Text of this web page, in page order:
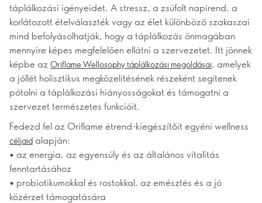
táplálkozási igényeidet. A stressz, a zsúfolt napirend, a
korlátozott ételválaszték vagy az élet különböző szakaszai
mind befolyásolhatják, hogy a táplálkozás önmagában
mennyire képes megfelelően ellátni a szervezetet. Itt jönnek
képbe az Oriflame Wellosophy táplálkozási megoldásai, amelyek
a jóllét holisztikus megközelítésének részeként segítenek
pótolni a táplálkozási hiányosságokat és támogatni a
szervezet természetes funkcióit.
Fedezd fel az Oriflame étrend-kiegészítőit egyéni wellness
céljaid alapján:
• az energia, az egyensúly és az általános vitalitás
fenntartásához
• probiotikumokkal és rostokkal, az emésztés és a jó
közérzet támogatására